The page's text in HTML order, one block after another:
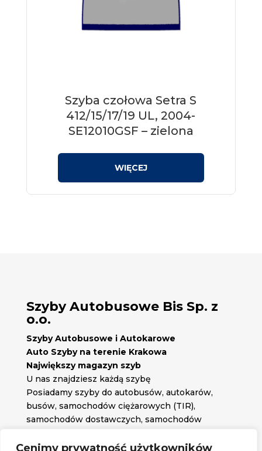
Cenimy prywatność użytkowników
Szyba czołowa Setra S
412/15/17/19 UL, 2004-
SE12010GSF – zielona
Szyby Autobusowe Bis Sp. z
o.o.
Szyby Autobusowe i Autokarowe
Auto Szyby na terenie Krakowa
Największy magazyn szyb
U nas znajdziesz każdą szybę
Posiadamy szyby do autobusów, autokarów,
busów, samochodów ciężarowych (TIR),
samochodów dostawczych, samochodów
potrzebujesz.